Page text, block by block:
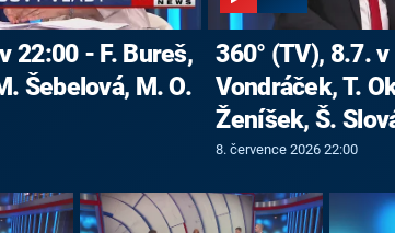
22:00 - F. Bureš,
Šebelová, M. O.
360° (TV), 8.7.
Vondráček, T.
Ženíšek, Š.
8. července 2026 22:00